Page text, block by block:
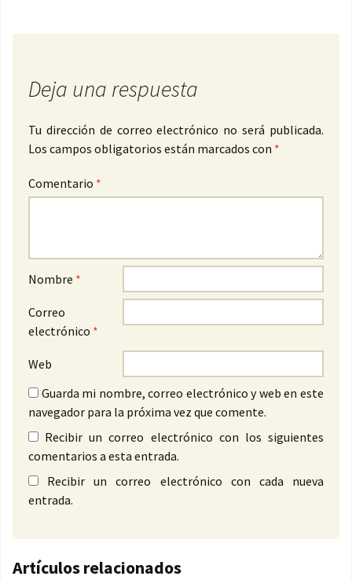
Deja una respuesta
Tu dirección de correo electrónico no será publicada.
Los campos obligatorios están marcados con *
Comentario *
Nombre *
Correo
electrónico *
Web
Guarda mi nombre, correo electrónico y web en este
navegador para la próxima vez que comente.
Recibir un correo electrónico con los siguientes
comentarios a esta entrada.
Recibir un correo electrónico con cada nueva
entrada.
Artículos relacionados